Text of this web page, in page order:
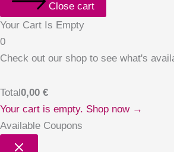
Close cart
Your Cart Is Empty
0
Check out our shop to see what's
Total0,00 €
Your cart is empty. Shop now →
Available Coupons